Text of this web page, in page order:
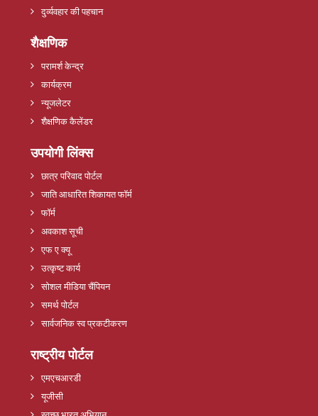
दुर्व्यवहार की पहचान
शैक्षणिक
परामर्श केन्द्र
कार्यक्रम
न्यूजलेटर
शैक्षणिक कैलेंडर
उपयोगी लिंक्स
छात्र परिवाद पोर्टल
जाति आधारित शिकायत फॉर्म
फॉर्म
अवकाश सूची
एफ ए क्यू
उत्कृष्ट कार्य
सोशल मीडिया चैंपियन
समर्थ पोर्टल
सार्वजनिक स्व प्रकटीकरण
राष्ट्रीय पोर्टल
एमएचआरडी
यूजीसी